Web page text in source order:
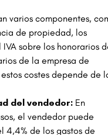
varios componentes,
de propiedad, los
sobre los honorarios
de la empresa de
costes depende de
del vendedor: En
el vendedor puede
4,4% de los gastos de